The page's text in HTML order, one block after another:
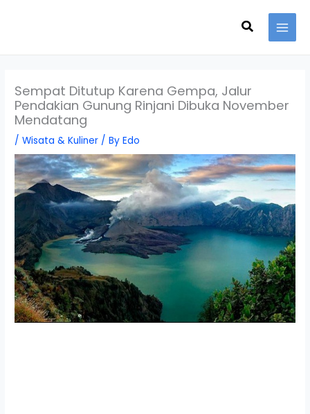
Search
Sempat Ditutup Karena Gempa, Jalur
Pendakian Gunung Rinjani Dibuka November
Mendatang
/Wisata & Kuliner / ByEdo